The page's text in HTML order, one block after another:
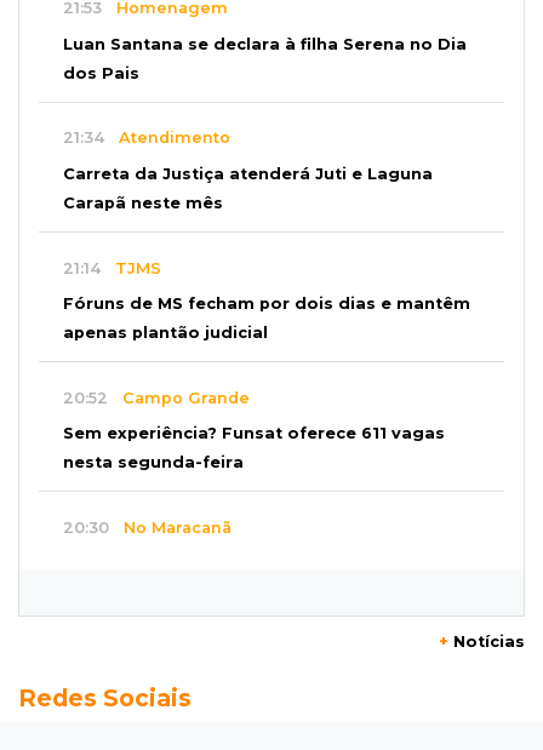
21:53 Homenagem
Luan Santana se declara à filha Serena no Dia
dos Pais
21:34 Atendimento
Carreta da Justiça atenderá Juti e Laguna
Carapã neste mês
21:14 TJMS
Fóruns de MS fecham por dois dias e mantêm
apenas plantão judicial
20:52 Campo Grande
Sem experiência? Funsat oferece 611 vagas
nesta segunda-feira
20:30 No Maracanã
Seleções em MS têm salários de até R$ 8,2 mil;
+ Notícias
Redes Sociais